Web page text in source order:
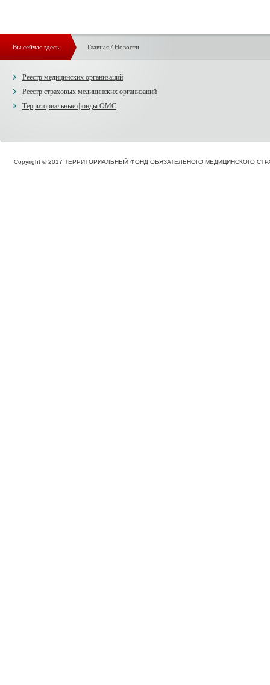
Вы сейчас здесь: Главная/ Новости
Реестр медицинских организаций
Реестр страховых медицинских организаций
Территориальные фонды ОМС
Copyright © 2017 ТЕРРИТОРИАЛЬНЫЙ ФОНД ОБЯЗАТЕЛЬНОГО МЕДИЦИНСКОГО